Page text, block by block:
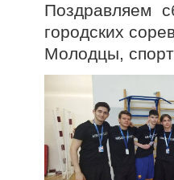
Поздравляем
городских
Молодцы,